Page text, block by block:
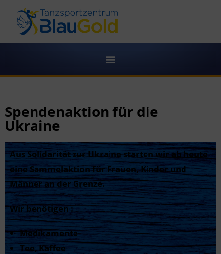
Spendenaktion für die
Ukraine
Aus Solidarität zur Ukraine starten wir ab heute
eine Sammelaktion für Frauen, Kinder und
Männer an der Grenze.
Wir benötigen :
Medikamente
Tee, Kaffee